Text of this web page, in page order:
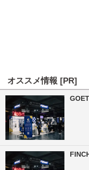
オススメ情報 [PR]